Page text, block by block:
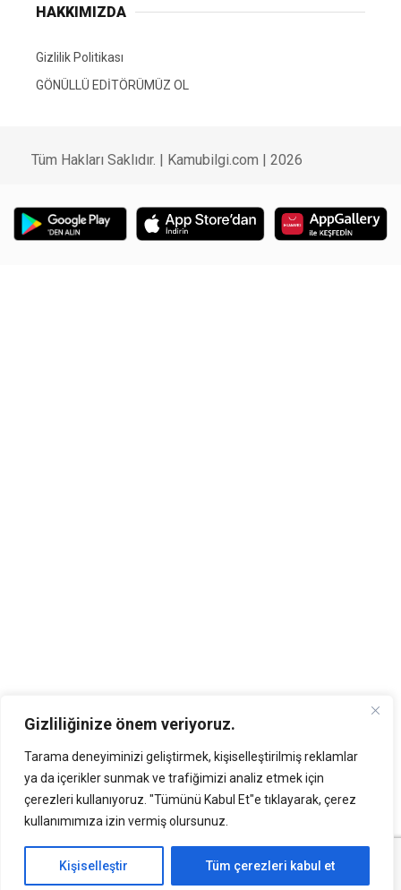
Gizliliğinize önem veriyoruz.
Tarama deneyiminizi geliştirmek, kişiselleştirilmiş reklamlar
ya da içerikler sunmak ve trafiğimizi analiz etmek için
çerezleri kullanıyoruz. "Tümünü Kabul Et"e tıklayarak, çerez
kullanımımıza izin vermiş olursunuz.
Kişiselleştir Tüm çerezleri kabul et
HAKKIMIZDA
Gizlilik Politikası
GÖNÜLLÜ EDİTÖRÜMÜZ OL
Tüm Hakları Saklıdır. | Kamubilgi.com | 2026